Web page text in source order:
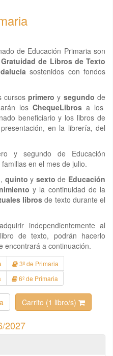
de Educación Primaria son
de Libros de Texto
sostenidos con fondos
cursosprimero y segundo de
los ChequeLibros a los
beneficiario y los libros de
en la librería, del
y segundo de Educación
familias en el mes de julio.
, quinto y sexto de Educación
y la continuidad de la
libros de texto durante el
independientemente al
de texto, podrán hacerlo
encontrará a continuación.
3º de Primaria
6º de Primaria
Carrito (1 libro/s)
2027